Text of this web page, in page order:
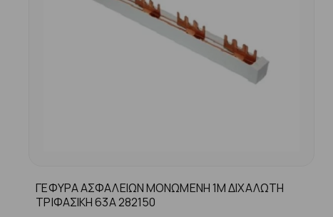
ΓΕΦΥΡΑ ΑΣΦΑΛΕΙΩΝ ΜΟΝΩΜΕΝΗ 1Μ ΔΙΧΑΛΩΤΗ
ΤΡΙΦΑΣΙΚΗ 63Α 282150